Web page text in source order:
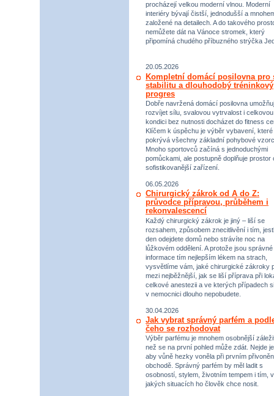
procházejí velkou moderní vlnou. Moderní
interiéry bývají čistší, jednodušší a
založené na detailech. A do takového
nemůžete dát na Vánoce stromek, který
připomíná chudého příbuzného strýčka
20.05.2026
Kompletní domácí posilovna pro
stabilitu a dlouhodobý tréninkový
progres
Dobře navržená domácí posilovna
rozvíjet sílu, svalovou vytrvalost i celkovou
kondici bez nutnosti docházet do fitness
Klíčem k úspěchu je výběr vybavení, které
pokrývá všechny základní pohybové
Mnoho sportovců začíná s jednoduchými
pomůckami, ale postupně doplňuje prostor
sofistikovanější zařízení.
06.05.2026
Chirurgický zákrok od A do Z:
průvodce přípravou, průběhem i
rekonvalescencí
Každý chirurgický zákrok je jiný – liší se
rozsahem, způsobem znecitlivění i tím,
den odejdete domů nebo strávíte noc na
lůžkovém oddělení. A protože jsou správné
informace tím nejlepším lékem na strach,
vysvětlíme vám, jaké chirurgické zákroky
mezi nejběžnější, jak se liší příprava při
celkové anestezii a ve kterých případech si
v nemocnici dlouho nepobudete.
30.04.2026
Jak vybrat správný parfém a
čeho se rozhodovat
Výběr parfému je mnohem osobnější
než se na první pohled může zdát. Nejde
aby vůně hezky voněla při prvním
obchodě. Správný parfém by měl ladit s
osobností, stylem, životním tempem i tím, v
jakých situacích ho člověk chce nosit.